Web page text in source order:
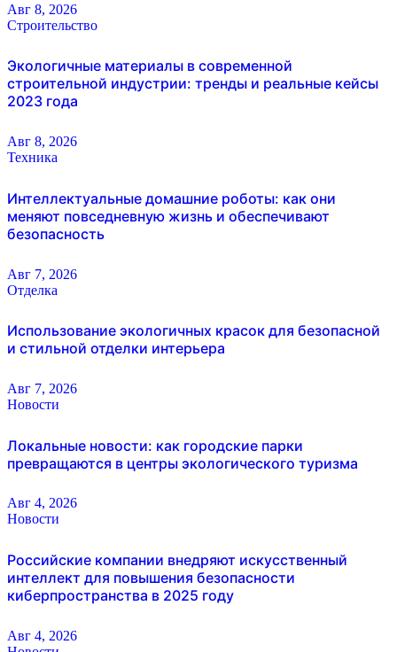
Авг 8, 2026
Строительство
Экологичные материалы в современной
строительной индустрии: тренды и реальные кейсы
2023 года
Авг 8, 2026
Техника
Интеллектуальные домашние роботы: как они
меняют повседневную жизнь и обеспечивают
безопасность
Авг 7, 2026
Отделка
Использование экологичных красок для безопасной
и стильной отделки интерьера
Авг 7, 2026
Новости
Локальные новости: как городские парки
превращаются в центры экологического туризма
Авг 4, 2026
Новости
Российские компании внедряют искусственный
интеллект для повышения безопасности
киберпространства в 2025 году
Авг 4, 2026